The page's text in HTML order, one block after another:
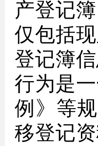
产登记
仅包括
登记簿
行为是
例》等
移登记